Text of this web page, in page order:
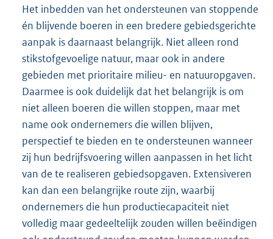
Het inbedden van het ondersteunen van stoppende
én blijvende boeren in een bredere gebiedsgerichte
aanpak is daarnaast belangrijk. Niet alleen rond
stikstofgevoelige natuur, maar ook in andere
gebieden met prioritaire milieu- en natuuropgaven.
Daarmee is ook duidelijk dat het belangrijk is om
niet alleen boeren die willen stoppen, maar met
name ook ondernemers die willen blijven,
perspectief te bieden en te ondersteunen wanneer
zij hun bedrijfsvoering willen aanpassen in het licht
van de te realiseren gebiedsopgaven. Extensiveren
kan dan een belangrijke route zijn, waarbij
ondernemers die hun productiecapaciteit niet
volledig maar gedeeltelijk zouden willen beëindigen